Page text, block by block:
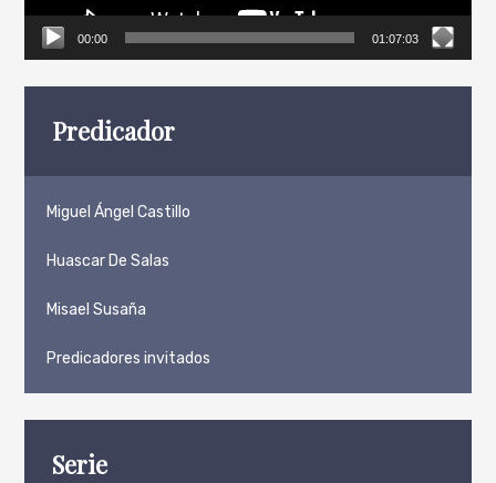
00:00 01:07:03
Predicador
Miguel Ángel Castillo
Huascar De Salas
Misael Susaña
Predicadores invitados
Serie